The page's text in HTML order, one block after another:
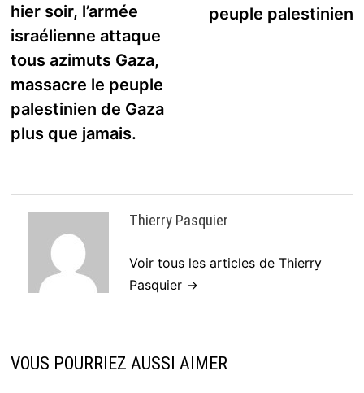
l’article
hier soir, l’armée
israélienne attaque
tous azimuts Gaza,
massacre le peuple
palestinien de Gaza
plus que jamais.
peuple palestinien
Thierry Pasquier
Voir tous les articles de Thierry
Pasquier →
VOUS POURRIEZ AUSSI AIMER